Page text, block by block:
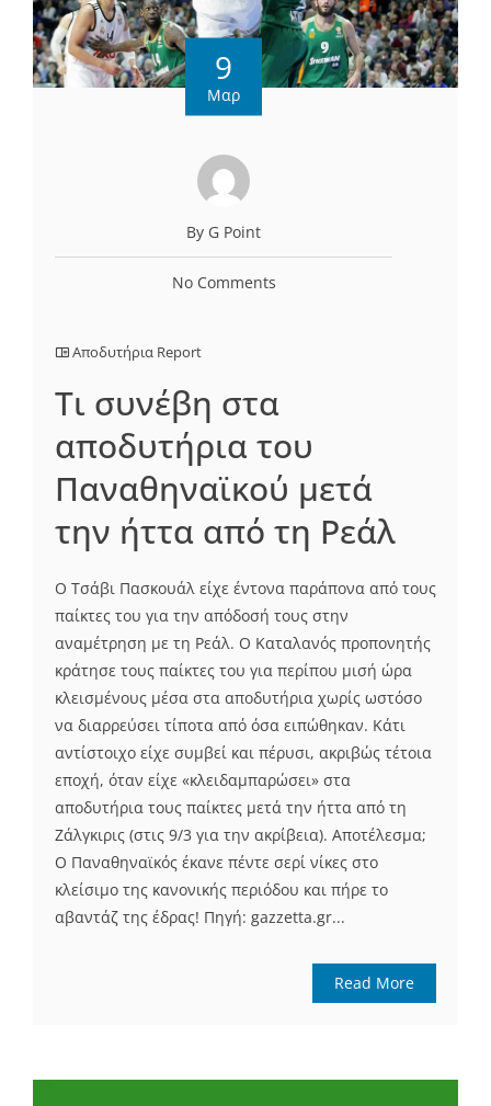
9
Μαρ
By G Point
No Comments
Αποδυτήρια Report
Τι συνέβη στα
αποδυτήρια του
Παναθηναϊκού μετά
την ήττα από τη Ρεάλ
Ο Τσάβι Πασκουάλ είχε έντονα παράπονα από τους
παίκτες του για την απόδοσή τους στην
αναμέτρηση με τη Ρεάλ. Ο Καταλανός προπονητής
κράτησε τους παίκτες του για περίπου μισή ώρα
κλεισμένους μέσα στα αποδυτήρια χωρίς ωστόσο
να διαρρεύσει τίποτα από όσα ειπώθηκαν. Κάτι
αντίστοιχο είχε συμβεί και πέρυσι, ακριβώς τέτοια
εποχή, όταν είχε «κλειδαμπαρώσει» στα
αποδυτήρια τους παίκτες μετά την ήττα από τη
Ζάλγκιρις (στις 9/3 για την ακρίβεια). Αποτέλεσμα;
Ο Παναθηναϊκός έκανε πέντε σερί νίκες στο
κλείσιμο της κανονικής περιόδου και πήρε το
αβαντάζ της έδρας! Πηγή: gazzetta.gr...
Read More